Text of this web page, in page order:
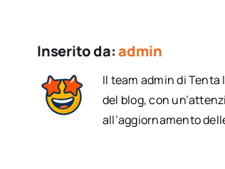
Inserito da:admin
Il team admin di
del blog, con
all’aggiornamento